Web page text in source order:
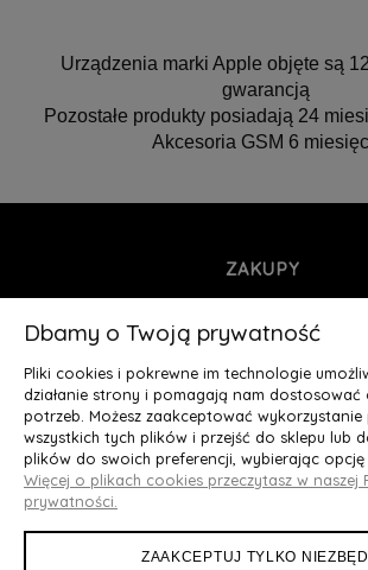
Urządzenia marki Apple objęte są
gwarancją
Pozostałe produkty posiadają 24
Akcesoria GSM 6
ZAKUPY
INFORMACJE
MOJE KONTO
O NAS
Deluxury.pl
Dbamy o Twoją prywatność
Pliki cookies i pokrewne im technologie
działanie strony i pomagają nam dostosować
potrzeb. Możesz zaakceptować wykorzystanie
wszystkich tych plików i przejść do sklepu lub
plików do swoich preferencji, wybierając opcję
Więcej o plikach cookies przeczytasz w naszej
prywatności.
ZAAKCEPTUJ TYLKO